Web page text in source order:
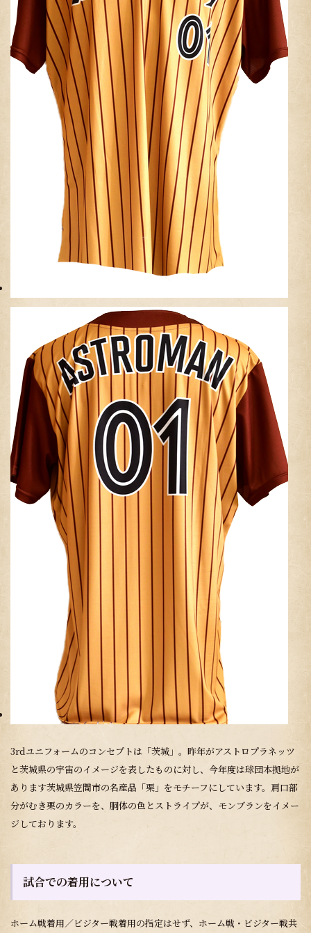
3rdユニフォームのコンセプトは「茨城」。昨年がアストロプラネッツ
と茨城県の宇宙のイメージを表したものに対し、今年度は球団本拠地が
あります茨城県笠間市の名産品「栗」をモチーフにしています。肩口部
分がむき栗のカラーを、胴体の色とストライプが、モンブランをイメー
ジしております。
試合での着用について
ホーム戦着用／ビジター戦着用の指定はせず、ホーム戦・ビジター戦共